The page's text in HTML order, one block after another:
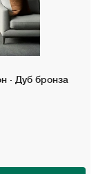
· Дуб бронза